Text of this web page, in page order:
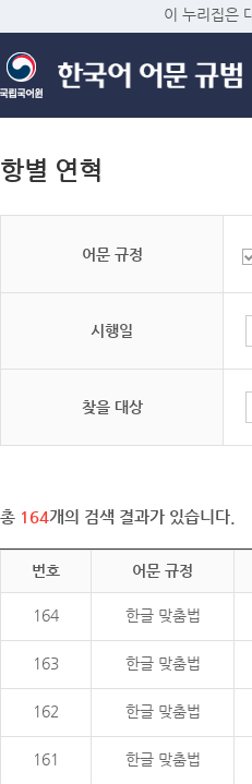
이 누리집은
항별 연혁
어문 규정
시행일
찾을 대상
총 164개의 검색 결과가 있습니다.
번호 어문 규정
164 한글 맞춤법
163 한글 맞춤법
162 한글 맞춤법
161 한글 맞춤법